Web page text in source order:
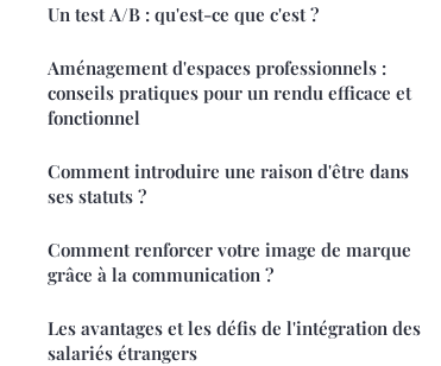
Un test A/B : qu'est-ce que c'est ?
Aménagement d'espaces professionnels :
conseils pratiques pour un rendu efficace et
fonctionnel
Comment introduire une raison d'être dans
ses statuts ?
Comment renforcer votre image de marque
grâce à la communication ?
Les avantages et les défis de l'intégration des
salariés étrangers